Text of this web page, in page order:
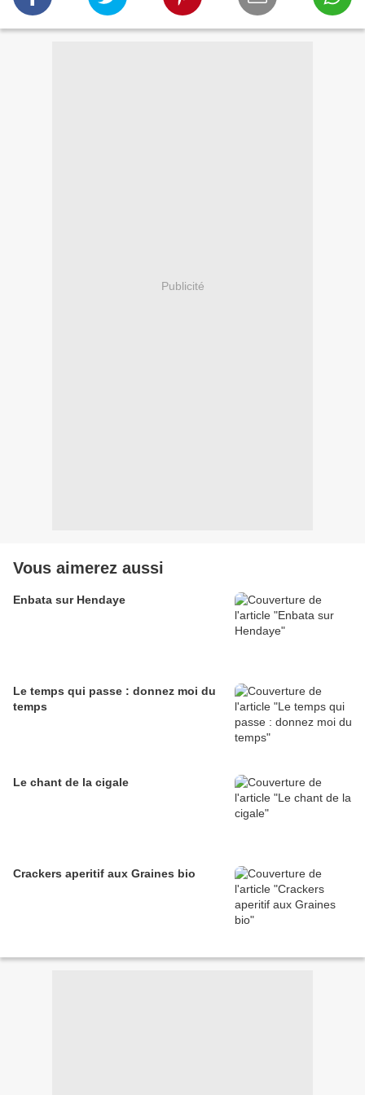
Publicité
Vous aimerez aussi
Enbata sur Hendaye
Le temps qui passe : donnez moi du
temps
Le chant de la cigale
Crackers aperitif aux Graines bio